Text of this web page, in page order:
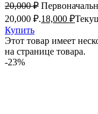
20,000₽
20,000 ₽.18,000 ₽
Купить
Этот товар имеет
на странице товара.
-23%